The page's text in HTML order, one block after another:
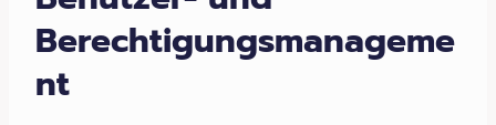
Berechtigungsmanageme
nt